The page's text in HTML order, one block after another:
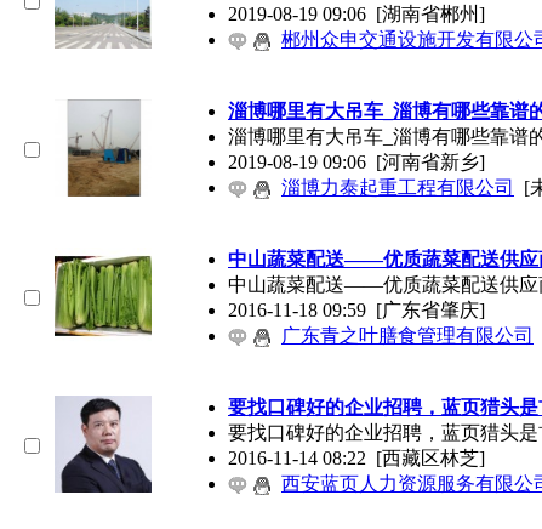
2019-08-19 09:06 [湖南省郴州]
郴州众申交通设施开发有限公
淄博哪里有大吊车_淄博有哪些靠谱
淄博哪里有大吊车_淄博有哪些靠谱
2019-08-19 09:06 [河南省新乡]
淄博力泰起重工程有限公司
[
中山蔬菜配送——优质蔬菜配送供应
中山蔬菜配送——优质蔬菜配送供应
2016-11-18 09:59 [广东省肇庆]
广东青之叶膳食管理有限公司
要找口碑好的企业招聘，蓝页猎头
要找口碑好的企业招聘，蓝页猎头
2016-11-14 08:22 [西藏区林芝]
西安蓝页人力资源服务有限公